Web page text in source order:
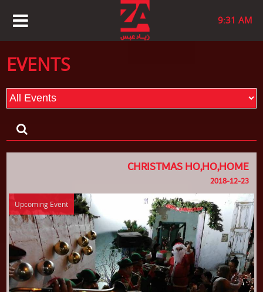
9:31 AM
EVENTS
CHRISTMAS HO,HO,HOME
2018-12-23